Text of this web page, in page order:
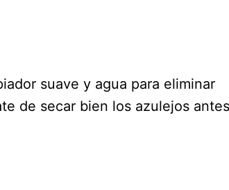
suave y agua para eliminar
de secar bien los azulejos antes